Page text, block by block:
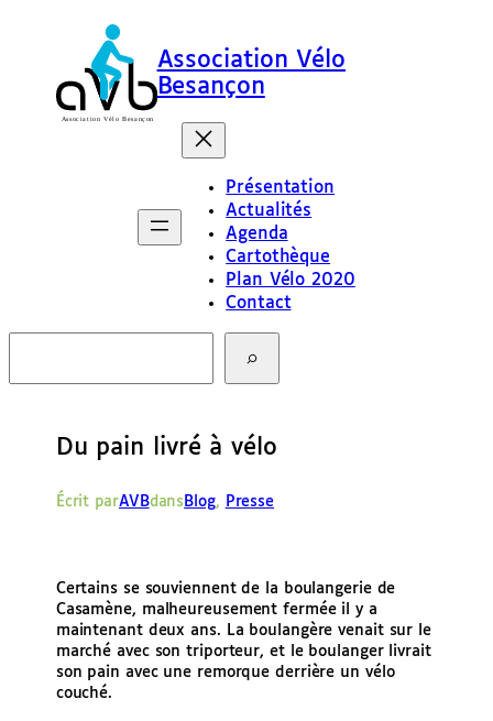
Association Vélo
Besançon
Présentation
Actualités
Agenda
Cartothèque
Plan Vélo 2020
Contact
c
Du pain livré à vélo
Écrit parAVBdans Blog, Presse
Certains se souviennent de la boulangerie de
Casamène, malheureusement fermée il y a
maintenant deux ans. La boulangère venait sur le
marché avec son triporteur, et le boulanger livrait
son pain avec une remorque derrière un vélo
couché.